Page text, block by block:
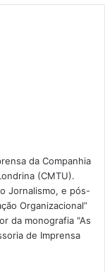
de mais de
promovido pela
grupos de
aproveitaram
da Companhia
(CMTU).
Jornalismo, e pós-
Organizacional”
da monografia "As
de Imprensa